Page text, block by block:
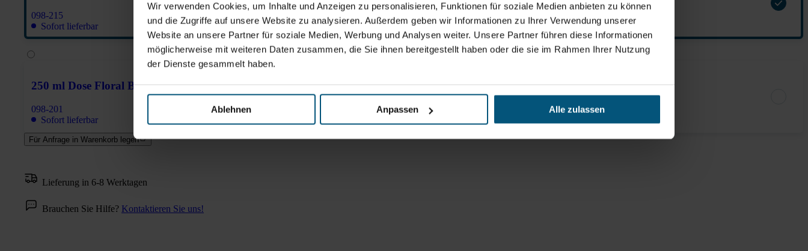
Wir verwenden Cookies, um Inhalte und Anzeigen zu personalisieren, Funktionen für soziale Medien anbieten zu können
und die Zugriffe auf unsere Website zu analysieren. Außerdem geben wir Informationen zu Ihrer Verwendung unserer
Website an unsere Partner für soziale Medien, Werbung und Analysen weiter. Unsere Partner führen diese Informationen
möglicherweise mit weiteren Daten zusammen, die Sie ihnen bereitgestellt haben oder die sie im Rahmen Ihrer Nutzung
der Dienste gesammelt haben.
Ablehnen Anpassen Alle zulassen
098-215
Sofort lieferbar
250 ml Dose Floral Bouquet
098-201
Sofort lieferbar
Für Anfrage in Warenkorb legen
Lieferung in 6-8 Werktagen
Brauchen Sie Hilfe? Kontaktieren Sie uns!